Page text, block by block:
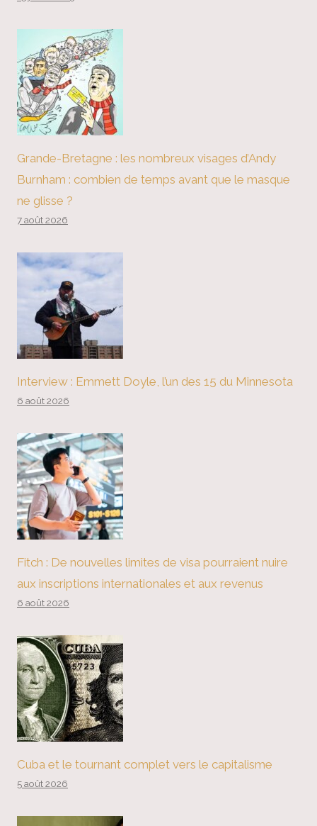
Grande-Bretagne : les nombreux visages d’Andy
Burnham : combien de temps avant que le masque
ne glisse ?
7 août 2026
Interview : Emmett Doyle, l’un des 15 du Minnesota
6 août 2026
Fitch : De nouvelles limites de visa pourraient nuire
aux inscriptions internationales et aux revenus
6 août 2026
Cuba et le tournant complet vers le capitalisme
5 août 2026